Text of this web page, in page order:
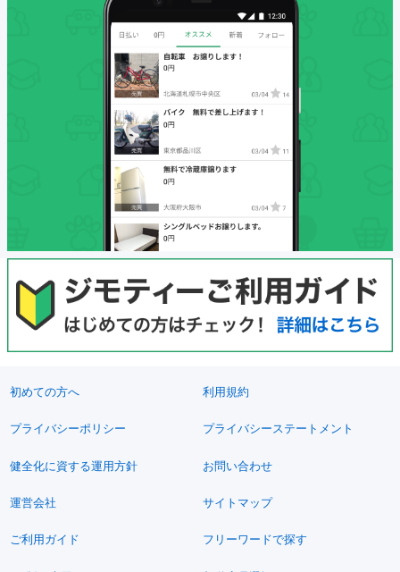
初めての方へ 利用規約
プライバシーポリシー プライバシーステートメント
健全化に資する運用方針 お問い合わせ
運営会社 サイトマップ
ご利用ガイド フリーワードで探す